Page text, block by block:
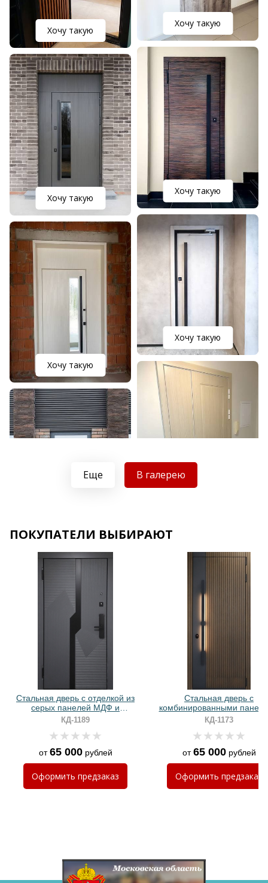
Хочу такую
Хочу такую
Хочу такую
Хочу такую
Хочу такую
Хочу такую
Хочу такую
Хочу такую
Еще В галерею
ПОКУПАТЕЛИ ВЫБИРАЮТ
Стальная дверь с отделкой из
серых панелей МДФ и
биометрическим замком
КД-1189
от65 000рублей
Оформить предзаказ
Стальная дверь с
комбинированными
МДФ и ручкой-скобой с
подсветкой
КД-1173
от65 000рублей
Оформить предзаказ